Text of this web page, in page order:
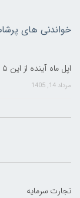
خواندنی های
اپل ماه آینده از این ۵ محصول جدید رونمایی می‌کند
مرداد 14, 1405
تجارت سرمایه